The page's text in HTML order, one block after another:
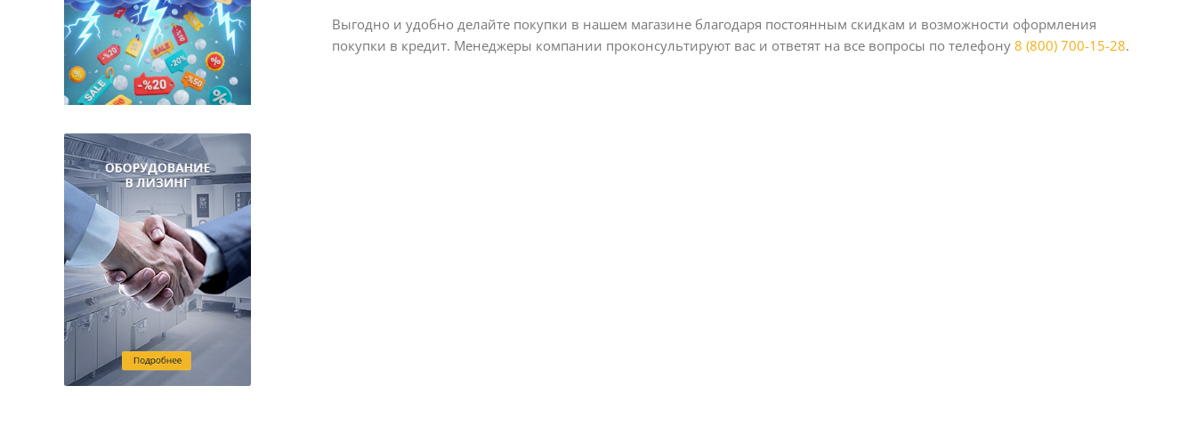
Выгодно и удобно делайте покупки в нашем магазине благодаря постоянным скидкам и возможности оформления
покупки в кредит. Менеджеры компании проконсультируют вас и ответят на все вопросы по телефону 8 (800) 700-15-28.
ProHotel (11)
Pujadas (223)
Rak ( 12)
Restola (46)
Rona (5)
Royal Leerdam (9)
Sabotage Design (7
San Jamar (20)
Seltmann Weiden ( 6
Stalgast (5)
Star Industrial (16)
Starfood (1
Steelite (115)